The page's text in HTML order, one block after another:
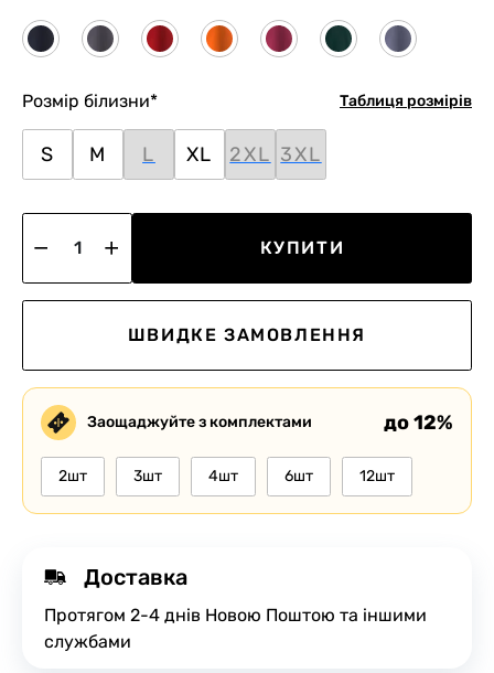
Таблиця розмірів
Розмір білизни*
S M L XL 2XL 3XL
КУПИТИ
ШВИДКЕ ЗАМОВЛЕННЯ
Заощаджуйте з комплектами до 12%
2шт 3шт 4шт 6шт 12шт
Доставка
Протягом 2-4 днів Новою Поштою та іншими
службами